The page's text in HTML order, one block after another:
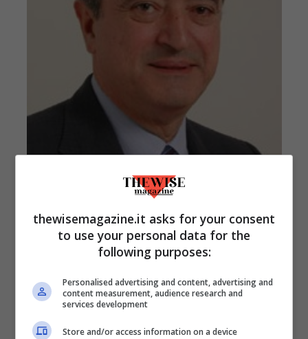
Il deputato di Forza Italia Antonio Martino durante la XIV
terzo governo Berlusconi, la legge di sospensione
anticipata della leva militare del 2004 porta il suo nome. È
Deputati.
thewisemagazine.it asks for your consent
to use your personal data for the
following purposes:
Personalised advertising and content, advertising and
content measurement, audience research and
services development
Store and/or access information on a device